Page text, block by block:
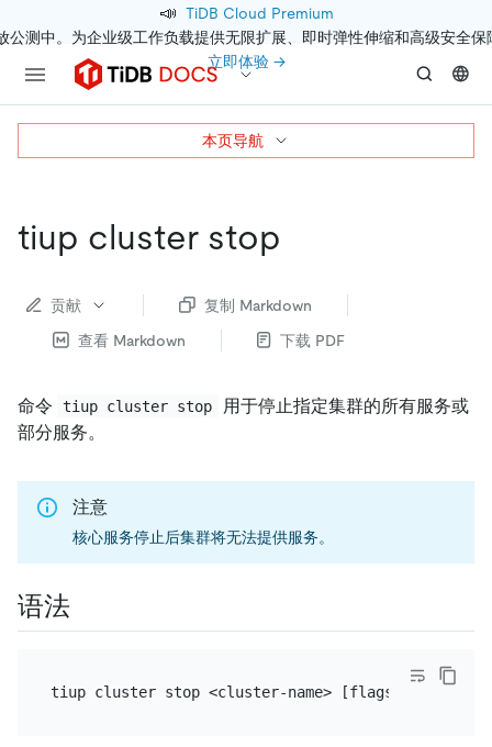
📣 TiDB Cloud Premium
公测中。为企业级工作负载提供无限扩展、即时弹性伸缩和高级安全保
立即体验 →
tiup cluster stop
贡献
复制 Markdown
查看 Markdown
下载 PDF
命令 tiup cluster stop
用于停止指定集群的所有服务或
部分服务。
注意
核心服务停止后集群将无法提供服务。
语法
本页导航